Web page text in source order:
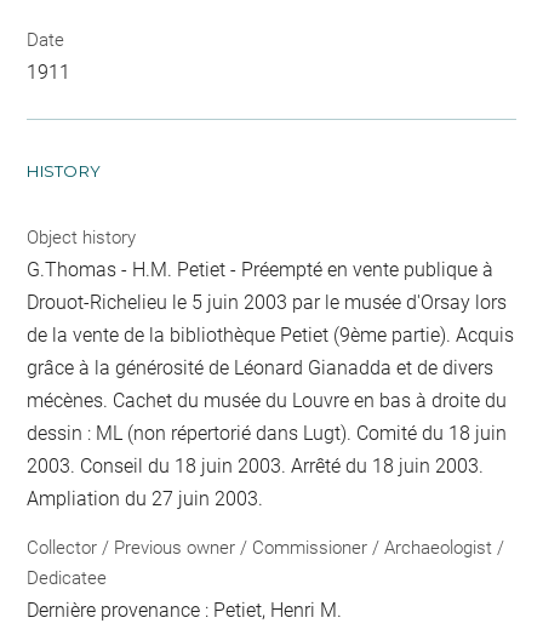
Date
1911
HISTORY
Object history
G.Thomas - H.M. Petiet - Préempté en vente publique à
Drouot-Richelieu le 5 juin 2003 par le musée d'Orsay lors
de la vente de la bibliothèque Petiet (9ème partie). Acquis
grâce à la générosité de Léonard Gianadda et de divers
mécènes. Cachet du musée du Louvre en bas à droite du
dessin : ML (non répertorié dans Lugt). Comité du 18 juin
2003. Conseil du 18 juin 2003. Arrêté du 18 juin 2003.
Ampliation du 27 juin 2003.
Collector / Previous owner / Commissioner / Archaeologist /
Dedicatee
Dernière provenance : Petiet, Henri M.